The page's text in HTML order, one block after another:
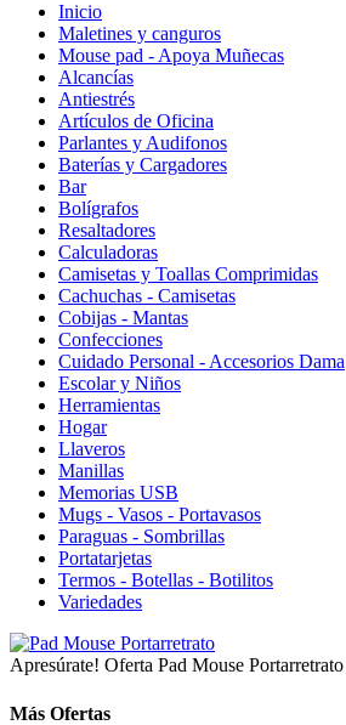
Inicio
Maletines y canguros
Mouse pad - Apoya Muñecas
Alcancías
Antiestrés
Artículos de Oficina
Parlantes y Audifonos
Baterías y Cargadores
Bar
Bolígrafos
Resaltadores
Calculadoras
Camisetas y Toallas Comprimidas
Cachuchas - Camisetas
Cobijas - Mantas
Confecciones
Cuidado Personal - Accesorios Dama
Escolar y Niños
Herramientas
Hogar
Llaveros
Manillas
Memorias USB
Mugs - Vasos - Portavasos
Paraguas - Sombrillas
Portatarjetas
Termos - Botellas - Botilitos
Variedades
Apresúrate! Oferta Pad Mouse Portarretrato
Más Ofertas